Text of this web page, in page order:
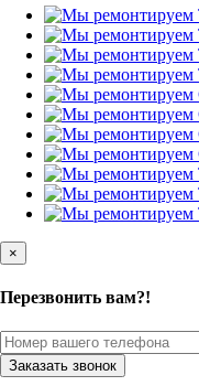
×
Перезвонить вам?!